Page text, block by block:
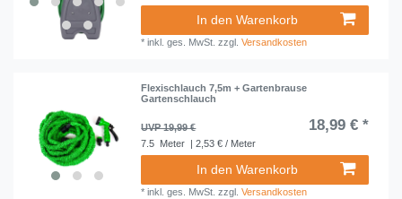
In den Warenkorb
*inkl. ges. MwSt. zzgl.Versandkosten
Flexischlauch 7,5m + Gartenbrause
Gartenschlauch
UVP 19,99 € 18,99 € *
7.5 Meter | 2,53 € / Meter
In den Warenkorb
*inkl. ges. MwSt. zzgl.Versandkosten